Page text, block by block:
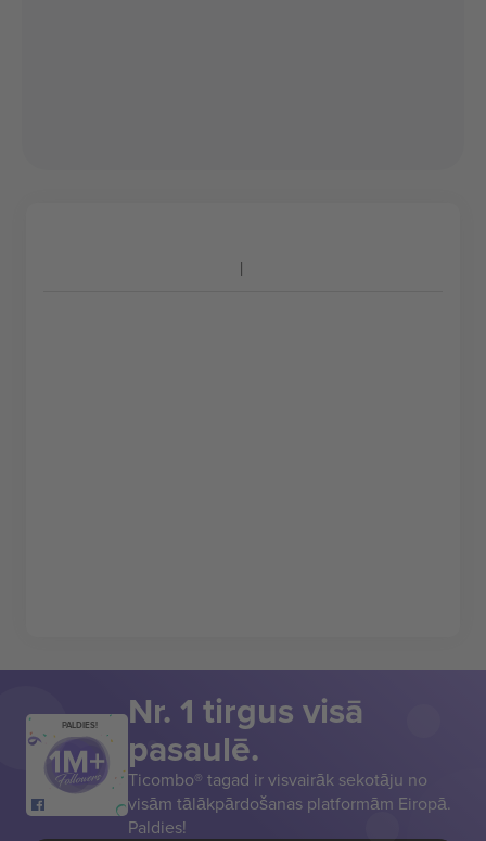
PALDIES! Nr. 1 tirgus visā
pasaulē.
Ticombo® tagad ir visvairāk sekotāju no
visām tālākpārdošanas platformām Eiropā.
Paldies!